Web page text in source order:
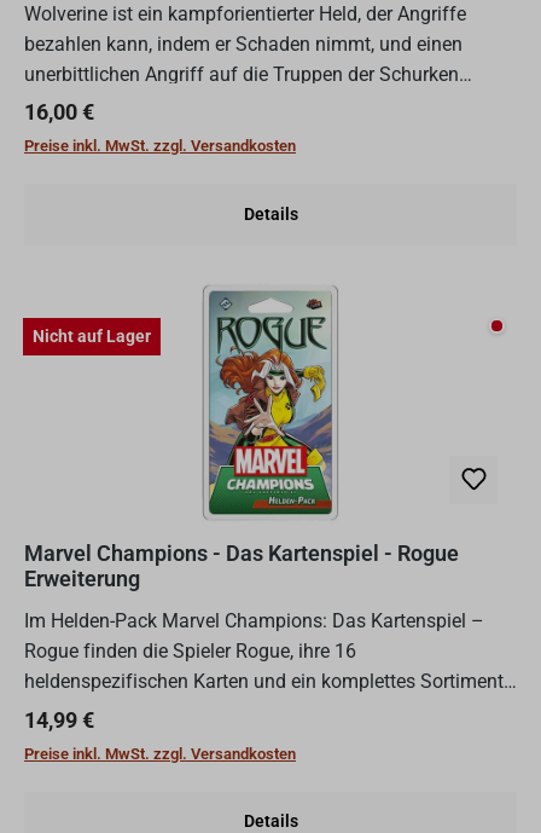
Wolverine ist ein kampforientierter Held, der Angriffe
bezahlen kann, indem er Schaden nimmt, und einen
unerbittlichen Angriff auf die Truppen der Schurken
entfesselt.Im Helden-Pack Marvel Champions: Das
Kartenspiel –...
Regulärer Preis:
16,00 €
Preise inkl. MwSt. zzgl. Versandkosten
Details
Nicht auf Lager Nicht
Marvel Champions - Das Kartenspiel - Rogue
Erweiterung
Im Helden-Pack Marvel Champions: Das Kartenspiel –
Rogue finden die Spieler Rogue, ihre 16
heldenspezifischen Karten und ein komplettes Sortiment
an Karten des Schutzaspekts, die die Spieler einladen,
sich und ihre Ve...
Regulärer Preis:
14,99 €
Preise inkl. MwSt. zzgl. Versandkosten
Details